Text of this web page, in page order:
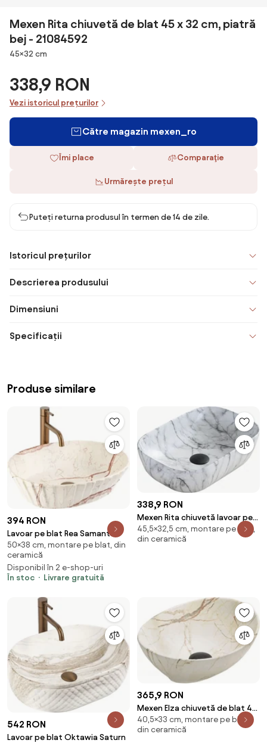
Mexen Rita chiuvetă de blat 45 x 32 cm, piatră
bej - 21084592
Dimensiuni
45×32 cm
338,9 RON
Vezi istoricul prețurilor
Către magazin mexen_ro
Îmi place Comparaţie
Urmărește prețul
Puteți returna produsul în termen de 14 de zile.
Istoricul prețurilor
Descrierea produsului
Dimensiuni
Specificații
Produse similare
394 RON
Lavoar pe blat Rea Samanta
Zen
50×38 cm, montare pe blat, din
ceramică
Disponibil în 2 e-shop-uri
În stoc
Livrare gratuită
338,9 RON
Mexen Rita chiuvetă lavoar pe
blat 45 x 32 cm, piatră albă -
21084591
45,5×32,5 cm, montare pe blat,
din ceramică
542 RON
Lavoar pe blat Oktawia Saturn
365,9 RON
Mexen Elza chiuvetă de blat 40
x 33 cm, piatră bej - 21014095
40,5×33 cm, montare pe blat,
din ceramică